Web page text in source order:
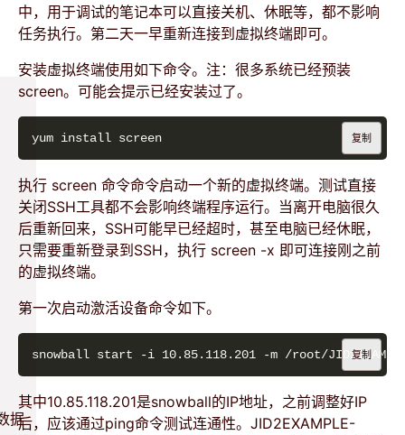
据
中，用于调试的笔记本可以直接关机、休眠等，都不影响
任务执行。第二天一早重新连接到虚拟终端即可。
安装虚拟终端使用如下命令。注：很多系统已经预装
screen。可能会提示已经安装过了。
复制
执行 screen 命令命令启动一个新的虚拟终端。测试直接
关闭SSH工具都不会影响终端程序运行。当离开电脑很久
后重新回来，SSH可能早已经超时，甚至电脑已经休眠，
只需要重新登录到SSH，执行 screen -x 即可连接刚之前
的虚拟终端。
第一次启动激活设备命令如下。
复制
其中10.85.118.201是snowball的IP地址，之前调整好IP
后，应该通过ping命令测试连通性。JID2EXAMPLE-